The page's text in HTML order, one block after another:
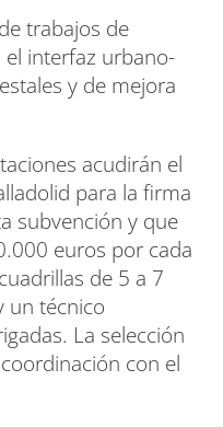
trabajos de
interfaz urbano-
y de mejora
acudirán el
para la firma
subvención y que
euros por cada
de 5 a 7
un técnico
La selección
con el